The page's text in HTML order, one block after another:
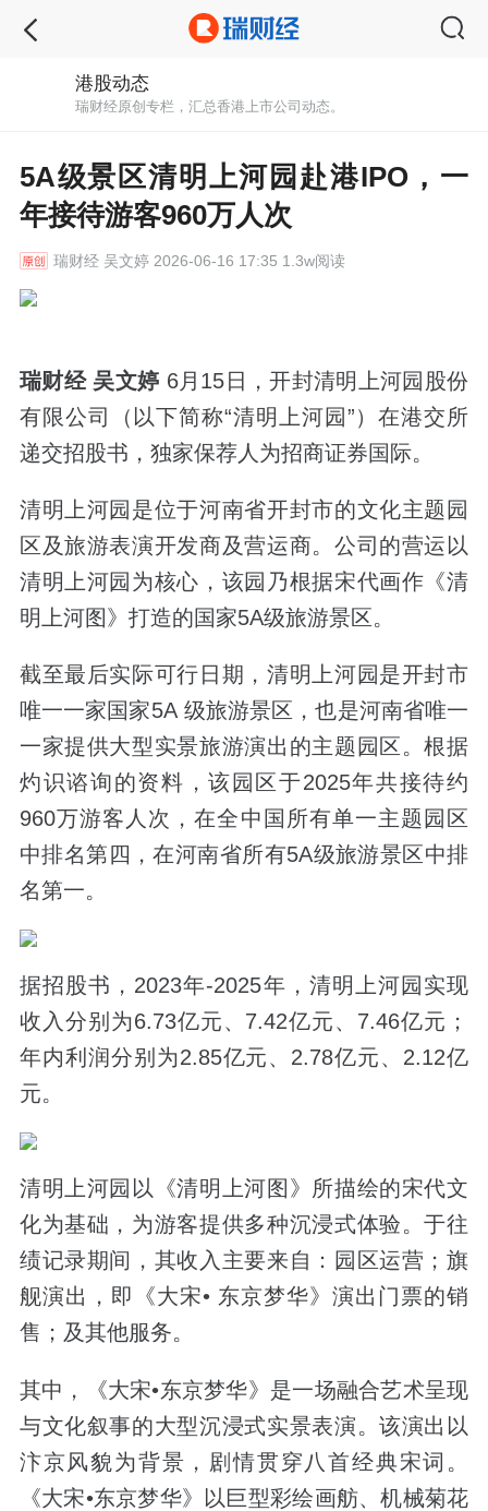
港股动态
瑞财经原创专栏，汇总香港上市公司动态。
5A级景区清明上河园赴港IPO，一
年接待游客960万人次
瑞财经吴文婷 2026-06-16 17:35 1.3w阅读
瑞财经 吴文婷 6月15日，开封清明上河园股份
有限公司（以下简称“清明上河园”）在港交所
递交招股书，独家保荐人为招商证券国际。
清明上河园是位于河南省开封市的文化主题园
区及旅游表演开发商及营运商。公司的营运以
清明上河园为核心，该园乃根据宋代画作《清
明上河图》打造的国家5A级旅游景区。
截至最后实际可行日期，清明上河园是开封市
唯一一家国家5A 级旅游景区，也是河南省唯一
一家提供大型实景旅游演出的主题园区。根据
灼识谘询的资料，该园区于2025年共接待约
960万游客人次，在全中国所有单一主题园区
中排名第四，在河南省所有5A级旅游景区中排
名第一。
据招股书，2023年-2025年，清明上河园实现
收入分别为6.73亿元、7.42亿元、7.46亿元；
年内利润分别为2.85亿元、2.78亿元、2.12亿
元。
清明上河园以《清明上河图》所描绘的宋代文
化为基础，为游客提供多种沉浸式体验。于往
绩记录期间，其收入主要来自：园区运营；旗
舰演出，即《大宋• 东京梦华》演出门票的销
售；及其他服务。
其中，《大宋•东京梦华》是一场融合艺术呈现
与文化叙事的大型沉浸式实景表演。该演出以
汴京风貌为背景，剧情贯穿八首经典宋词。
《大宋•东京梦华》以巨型彩绘画舫、机械菊花